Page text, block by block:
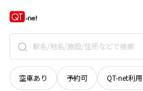
空車あり 予約可 QT-net利
山口県